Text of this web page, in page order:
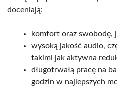
doceniają:
komfort oraz swobodę,
wysoką jakość audio,
takimi jak aktywna
długotrwałą pracę na
godzin w najlepszych